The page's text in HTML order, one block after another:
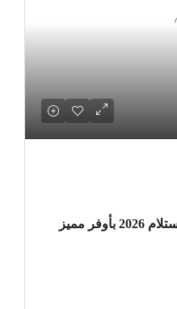
للبيع بمدينة نور شقة 182م استلام 2026 بأوفر مميز